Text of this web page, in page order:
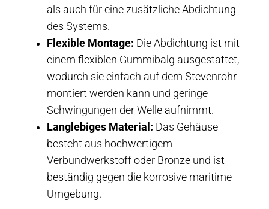
als auch für eine zusätzliche Abdichtung
des Systems.
Flexible Montage: Die Abdichtung ist mit
einem flexiblen Gummibalg ausgestattet,
wodurch sie einfach auf dem Stevenrohr
montiert werden kann und geringe
Schwingungen der Welle aufnimmt.
Langlebiges Material: Das Gehäuse
besteht aus hochwertigem
Verbundwerkstoff oder Bronze und ist
beständig gegen die korrosive maritime
Umgebung.